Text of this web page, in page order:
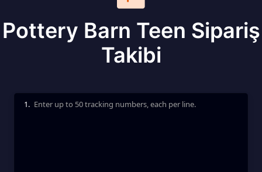
Pottery Barn Teen Sipariş
Takibi
Enter up to 50 tracking numbers, each per line.
1.